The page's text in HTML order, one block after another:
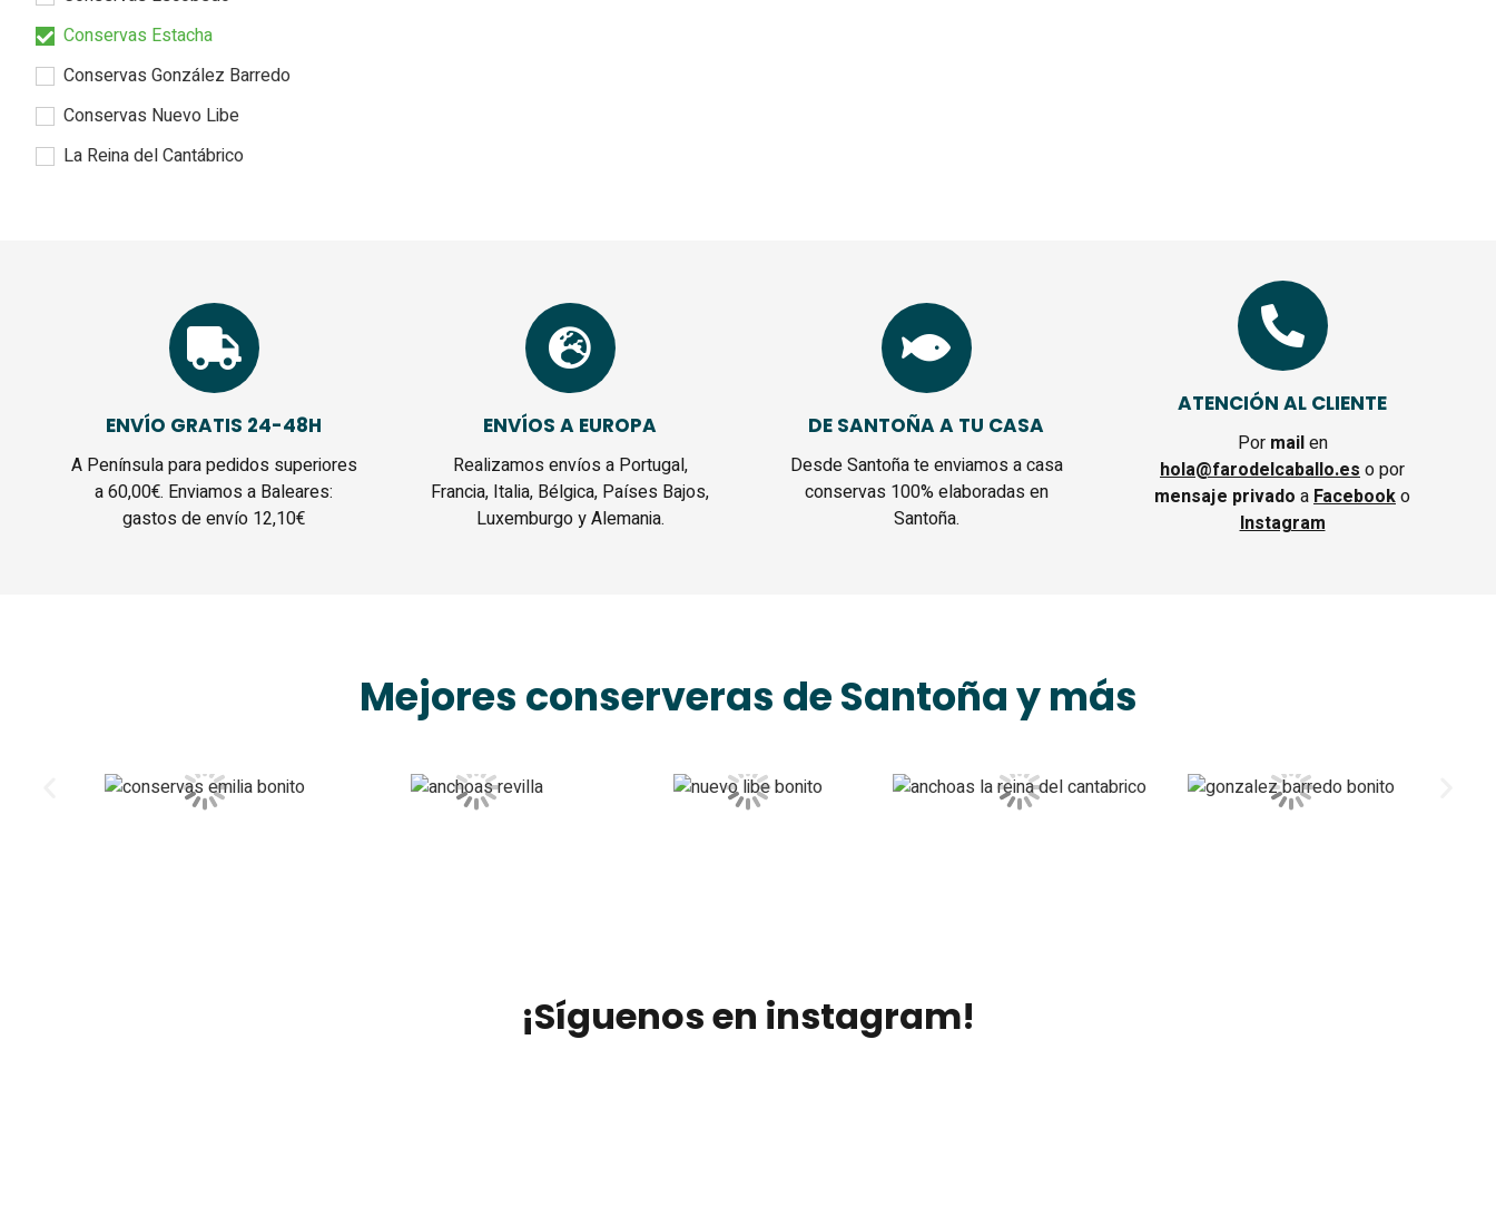
Conservas Estacha
Conservas González Barredo
Conservas Nuevo Libe
La Reina del Cantábrico
ENVÍO GRATIS 24-48H
A Península para pedidos superiores
a 60,00€. Enviamos a Baleares:
gastos de envío 12,10€
ENVÍOS A EUROPA
Realizamos envíos a Portugal,
Francia, Italia, Bélgica, Países Bajos,
Luxemburgo y Alemania.
DE SANTOÑA A TU CASA
Desde Santoña te enviamos a casa
conservas 100% elaboradas en
Santoña.
ATENCIÓN AL CLIENTE
Pormailen
hola@farodelcaballo.eso por
mensaje privado aFacebooko
Instagram
Mejores conserveras de Santoña y más
¡Síguenos en instagram!